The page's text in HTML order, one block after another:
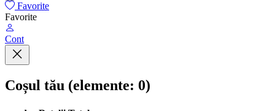
Favorite
Favorite
Cont
Coșul tău (elemente: 0)